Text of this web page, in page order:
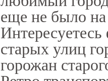
еще не было на
Интересуетесь
старых улиц
горожан